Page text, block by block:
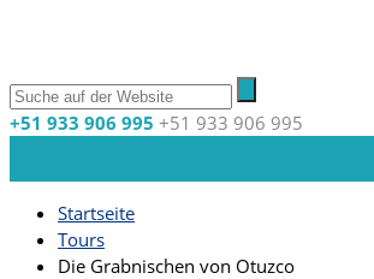
+51 933 906 995 +51 933 906 995
Startseite
Tours
Die Grabnischen von Otuzco